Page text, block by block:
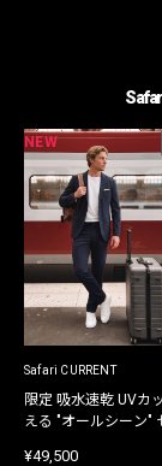
NEW
Safari CURRENT
限定 吸水速乾 UVカ
える "オールシーン"
¥49,500